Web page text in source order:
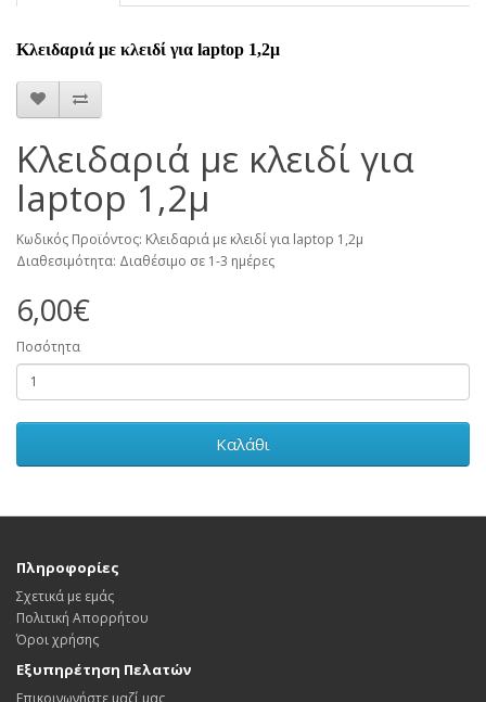
Κλειδαριά με κλειδί για laptop 1,2μ
Κλειδαριά με κλειδί για
laptop 1,2μ
Κωδικός Προϊόντος: Κλειδαριά με κλειδί για laptop 1,2μ
Διαθεσιμότητα: Διαθέσιμο σε 1-3 ημέρες
6,00€
Ποσότητα
Καλάθι
Πληροφορίες
Σχετικά με εμάς
Πολιτική Απορρήτου
Όροι χρήσης
Εξυπηρέτηση Πελατών
Επικοινωνήστε μαζί μας